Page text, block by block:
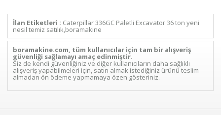
İlan Etiketleri : Caterpillar 336GC Paletli Excavator 36 ton yeni
nesil temiz satılık,boramakine
boramakine.com, tüm kullanıcılar için tam bir alışveriş
güvenliği sağlamayı amaç edinmiştir.
Siz de kendi güvenliğiniz ve diğer kullanıcıların daha sağlıklı
alışveriş yapabilmeleri için, satın almak istediğiniz ürünü teslim
almadan ön ödeme yapmamaya özen gösteriniz.